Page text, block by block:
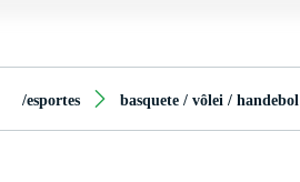
/esportes basquete / vôlei / handebol